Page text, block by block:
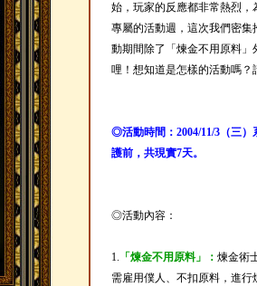
始，玩家的反應都非常熱烈
專屬的活動週，這次我們密
動期間除了「煉金不用原料
哩！想知道是怎樣的活動嗎？
◎活動時間：2004/11/3（三）
護前，共現實7天。
◎活動內容：
1. 「煉金不用原料」： 煉金術
需雇用僕人、不扣原料，進行